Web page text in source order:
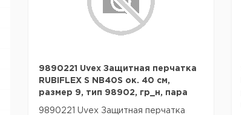
9890221 Uvex Защитная перчатка
RUBIFLEX S NB40S ок. 40 см,
размер 9, тип 98902, гр_н, пара
9890221 Uvex Защитная перчатка